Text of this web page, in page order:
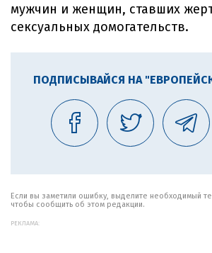
мужчин и женщин, ставших
сексуальных домогательств.
ПОДПИСЫВАЙСЯ НА
Если вы заметили ошибку, выделите необходимый
чтобы сообщить об этом редакции.
РЕКЛАМА: